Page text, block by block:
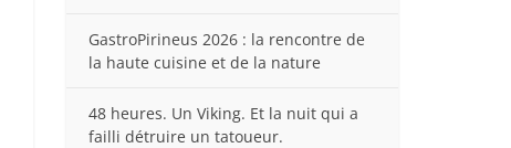
GastroPirineus 2026 : la rencontre de
la haute cuisine et de la nature
48 heures. Un Viking. Et la nuit qui a
failli détruire un tatoueur.